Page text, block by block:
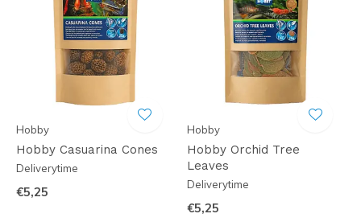
Hobby
Hobby Casuarina Cones
Deliverytime
€5,25
Hobby
Hobby Orchid Tree
Leaves
Deliverytime
€5,25